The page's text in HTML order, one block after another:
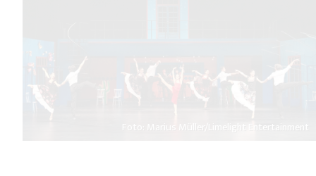
Foto: Marius Müller/Limelight Entertainment